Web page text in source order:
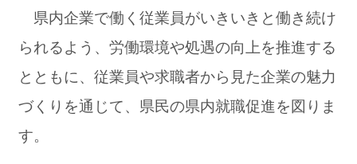
県内企業で働く従業員がいきいきと働き続け
られるよう、労働環境や処遇の向上を推進する
とともに、従業員や求職者から見た企業の魅力
づくりを通じて、県民の県内就職促進を図りま
す。